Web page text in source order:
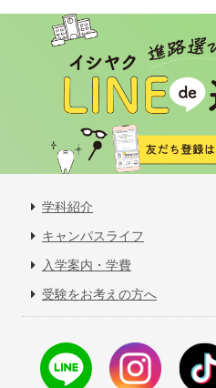
学科紹介
キャンパスライフ
入学案内・学費
受験をお考えの方へ